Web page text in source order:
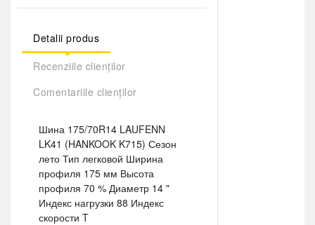
Detalii produs
Recenziile clienților
Comentariile clienților
Шина 175/70R14 LAUFENN
LK41 (HANKOOK K715) Сезон
лето Тип легковой Ширина
профиля 175 мм Высота
профиля 70 % Диаметр 14 "
Индекс нагрузки 88 Индекс
скорости T